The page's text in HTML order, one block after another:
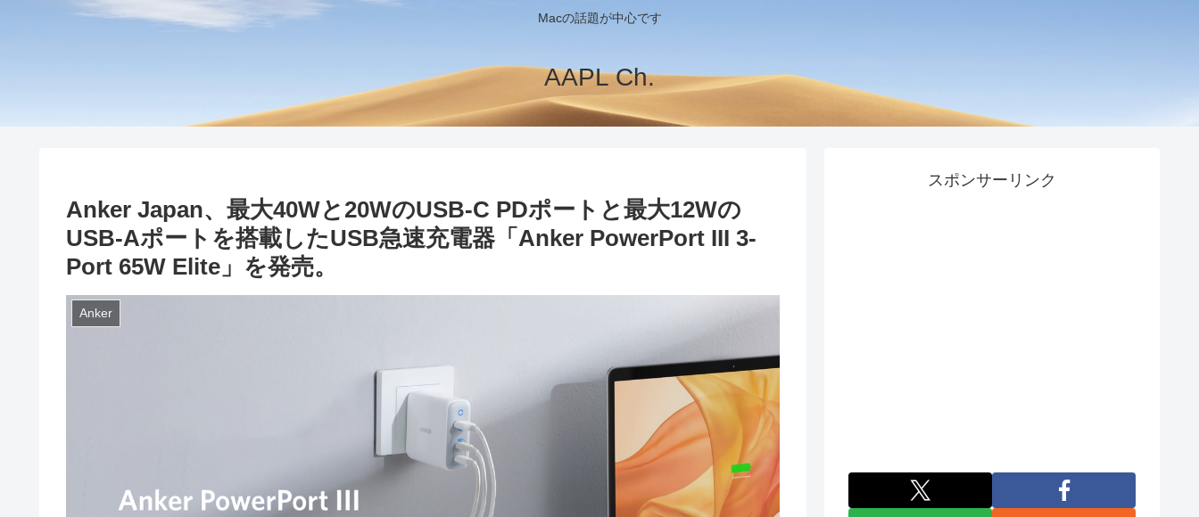
Macの話題が中心です
AAPL Ch.
Anker Japan、最大40Wと20WのUSB-C PDポートと最大12Wの
USB-Aポートを搭載したUSB急速充電器「Anker PowerPort III 3-
Port 65W Elite」を発売。
Anker
スポンサーリンク